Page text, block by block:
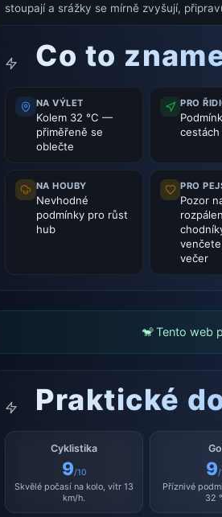
stoupají a srážky se mírně zvyšují,
Co to
NA VÝLET
Kolem 32 °C —
přiměřeně se
oblečte
PRO
NA HOUBY
Nevhodné
podmínky pro růst
hub
PRO
Pozor
večer
🐒 Tento web
Praktické
Cyklistika
9/10
Skvělé počasí na kolo, vítr 13
km/h.
9
Příznivé
32